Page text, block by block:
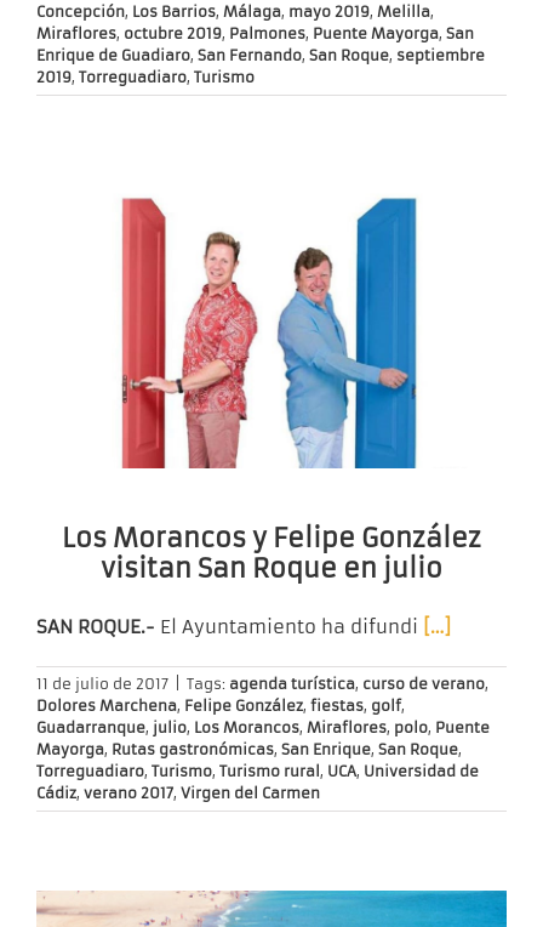
Concepción, Los Barrios, Málaga, mayo 2019, Melilla,
Miraflores, octubre 2019, Palmones, Puente Mayorga, San
Enrique de Guadiaro, San Fernando, San Roque, septiembre
2019, Torreguadiaro, Turismo
Los Morancos y Felipe González
visitan San Roque en julio
SAN ROQUE.- El Ayuntamiento ha difundi […]
11 de julio de 2017 Tags: agenda turística, curso de verano,
Dolores Marchena, Felipe González, fiestas, golf,
Guadarranque, julio, Los Morancos, Miraflores, polo, Puente
Mayorga, Rutas gastronómicas, San Enrique, San Roque,
Torreguadiaro, Turismo, Turismo rural , UCA, Universidad de
Cádiz, verano 2017, Virgen del Carmen